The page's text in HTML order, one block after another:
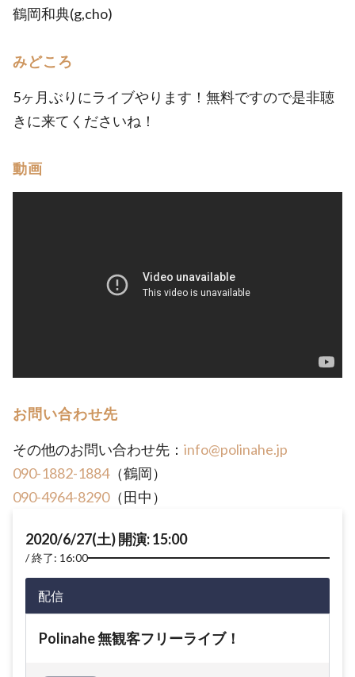
鶴岡和典(g,cho)
みどころ
5ヶ月ぶりにライブやります！無料ですので是非聴
きに来てくださいね！
動画
お問い合わせ先
その他のお問い合わせ先： info@polinahe.jp
090-1882-1884（鶴岡）
090-4964-8290（田中）
2020/6/27(土) 開演: 15:00
終了: 16:00
配信
Polinahe 無観客フリーライブ！